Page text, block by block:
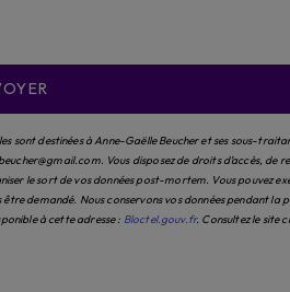
destinées à Anne-Gaëlle Beucher et ses sous-
Vous disposez de droits d’accès,
le sort de vos données post-mortem. Vous pouvez
demandé. Nous conservons vos données pendant
à cette adresse : Bloctel.gouv.fr. Consultez le site